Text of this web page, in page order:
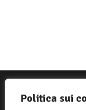
Politica sui